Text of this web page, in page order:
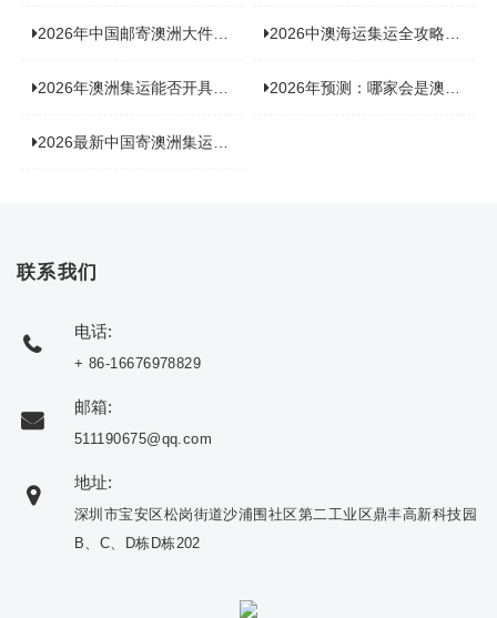
2026年中国邮寄澳洲大件运输新趋势，究竟藏着哪些惊喜？ 2026中澳海运集运全攻略，拼箱 / 整柜怎么选？价格、时效、避坑指南
2026年澳洲集运能否开具增值税发票？你关心的答案来了！ 2026年预测：哪家会是澳洲集运里差评最多的“众矢之的”？
2026最新中国寄澳洲集运公司排名：哪家寄家具最可靠且性价比高？
联系我们
电话:
+ 86-16676978829
邮箱:
511190675@qq.com
地址:
深圳市宝安区松岗街道沙浦围社区第二工业区鼎丰高新科技园
B、C、D栋D栋202